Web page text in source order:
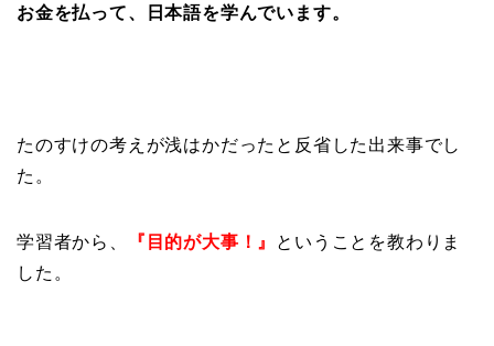
お金を払って、日本語を学んでいます。
たのすけの考えが浅はかだったと反省した出来事でし
た。
学習者から、 『目的が大事！』
ということを教わりま
した。